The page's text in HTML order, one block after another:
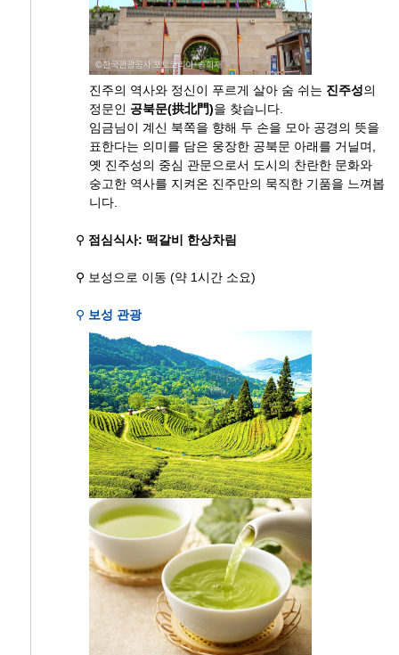
진주의 역사와 정신이 푸르게 살아 숨 쉬는 진주성의
정문인 공북문(拱北門)을 찾습니다.
임금님이 계신 북쪽을 향해 두 손을 모아 공경의 뜻을
표한다는 의미를 담은 웅장한 공북문 아래를 거닐며,
옛 진주성의 중심 관문으로서 도시의 찬란한 문화와
숭고한 역사를 지켜온 진주만의 묵직한 기품을 느껴봅
니다.
⚲ 점심식사: 떡갈비 한상차림
⚲ 보성으로 이동 (약 1시간 소요)
⚲ 보성 관광